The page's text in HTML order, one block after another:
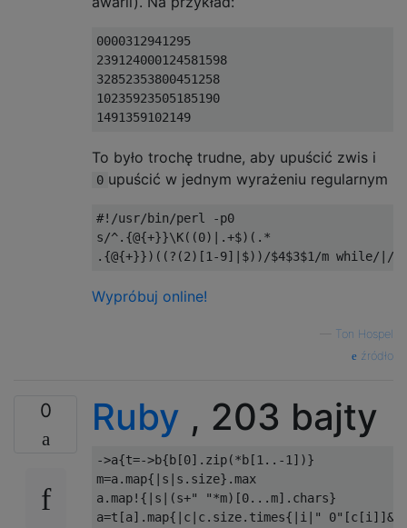
0000312941295
239124000124581598
32852353800451258
10235923505185190
To było trochę trudne, aby upuścić zwis i
0 upuścić w jednym wyrażeniu regularnym
#!/usr/bin/perl -p0
s/^.{@{+}}\K((0)|.+$)(.*
.{@{+}})((?(2)[1 -9]| $))/$4$3$1 /m while/| /
Wypróbuj online!
Ton Hospel
źródło
0 Ruby , 203 bajty
->a{t=->b{b [0]. zip(*b [1. .-1 ])}
m=a.map{| s s . size}.max
a.map!{| s |(s+" "*m)[0. ..m]. chars}
a=t [a].map{| c c . size. times{| i " 0" [c [i